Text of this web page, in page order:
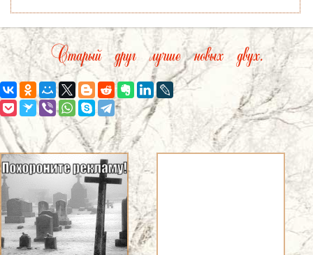
Старый друг лучше новых двух.